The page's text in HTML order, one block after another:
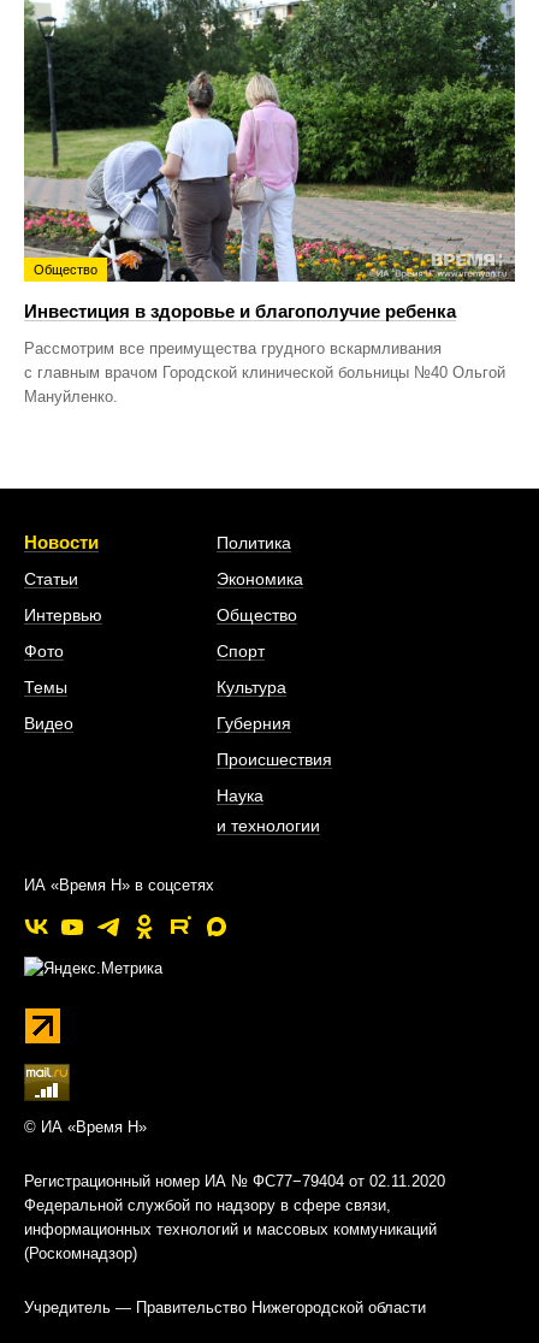
Общество
Инвестиция в здоровье и благополучие ребенка
Рассмотрим все преимущества грудного вскармливания
с главным врачом Городской клинической больницы №40 Ольгой
Мануйленко.
Новости
Статьи
Интервью
Фото
Темы
Видео
Политика
Экономика
Общество
Спорт
Культура
Губерния
Происшествия
Наука
и технологии
ИА «Время Н» в соцсетях
© ИА «Время Н»
Регистрационный номер ИА № ФС77−79404 от 02.11.2020
Федеральной службой по надзору в сфере связи,
информационных технологий и массовых коммуникаций
(Роскомнадзор)
Учредитель — Правительство Нижегородской области